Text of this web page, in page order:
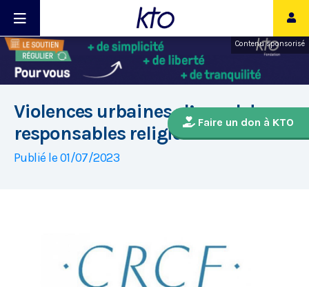
Contenu sponsorisé
Faire un don à KTO
Violences urbaines : l’appel des
responsables religieux en France
Publié le 01/07/2023